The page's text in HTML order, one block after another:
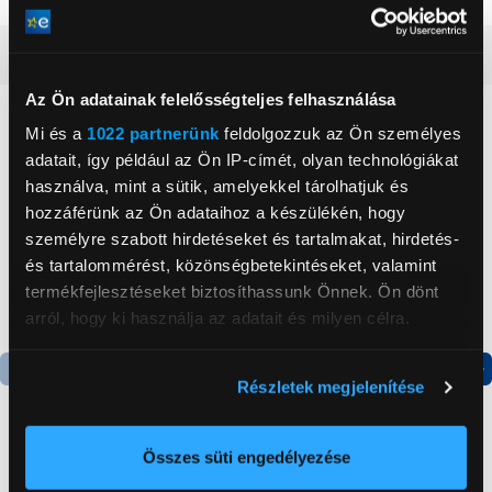
Az Ön adatainak felelősségteljes felhasználása
Mi és a 1022 partnerünk feldolgozzuk az Ön személyes
adatait, így például az Ön IP-címét, olyan technológiákat
használva, mint a sütik, amelyekkel tárolhatjuk és
hozzáférünk az Ön adataihoz a készülékén, hogy
személyre szabott hirdetéseket és tartalmakat, hirdetés-
és tartalommérést, közönségbetekintéseket, valamint
termékfejlesztéseket biztosíthassunk Önnek. Ön dönt
arról, hogy ki használja az adatait és milyen célra.
elhelyezkedéséről pár méteres pontossággal
Az Ön készülékén beazonosítása annak konkrét
Részletek megjelenítése
Összes süti engedélyezése
Neked ajánljuk
Termék adatlap